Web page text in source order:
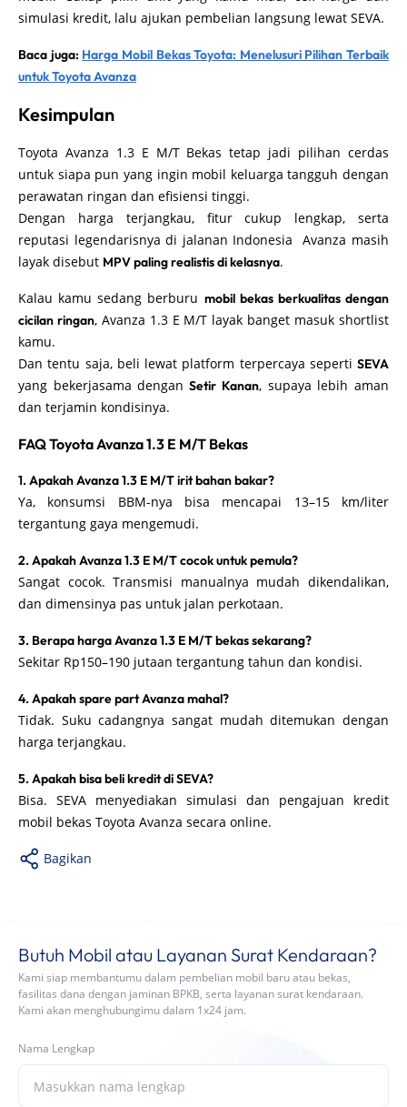
simulasi kredit, lalu ajukan pembelian langsung lewat SEVA.
Baca juga: Harga Mobil Bekas Toyota: Menelusuri Pilihan Terbaik
untuk Toyota Avanza
Kesimpulan
Toyota Avanza 1.3 E M/T Bekas tetap jadi pilihan cerdas
untuk siapa pun yang ingin mobil keluarga tangguh dengan
perawatan ringan dan efisiensi tinggi.
Dengan harga terjangkau, fitur cukup lengkap, serta
reputasi legendarisnya di jalanan Indonesia Avanza masih
layak disebut MPV paling realistis di kelasnya.
Kalau kamu sedang berburu mobil bekas berkualitas dengan
cicilan ringan, Avanza 1.3 E M/T layak banget masuk shortlist
kamu.
Dan tentu saja, beli lewat platform terpercaya seperti SEVA
yang bekerjasama dengan Setir Kanan, supaya lebih aman
dan terjamin kondisinya.
FAQ Toyota Avanza 1.3 E M/T Bekas
1. Apakah Avanza 1.3 E M/T irit bahan bakar?
Ya, konsumsi BBM-nya bisa mencapai 13–15 km/liter
tergantung gaya mengemudi.
2. Apakah Avanza 1.3 E M/T cocok untuk pemula?
Sangat cocok. Transmisi manualnya mudah dikendalikan,
dan dimensinya pas untuk jalan perkotaan.
3. Berapa harga Avanza 1.3 E M/T bekas sekarang?
Sekitar Rp150–190 jutaan tergantung tahun dan kondisi.
4. Apakah spare part Avanza mahal?
Tidak. Suku cadangnya sangat mudah ditemukan dengan
harga terjangkau.
5. Apakah bisa beli kredit di SEVA?
Bisa. SEVA menyediakan simulasi dan pengajuan kredit
mobil bekas Toyota Avanza secara online.
Bagikan
Butuh Mobil atau Layanan Surat Kendaraan?
Kami siap membantumu dalam pembelian mobil baru atau bekas,
fasilitas dana dengan jaminan BPKB, serta layanan surat kendaraan.
Kami akan menghubungimu dalam 1x24 jam.
Nama Lengkap